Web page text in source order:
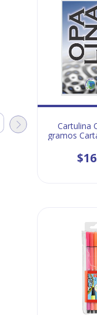
Cartulina
gramos